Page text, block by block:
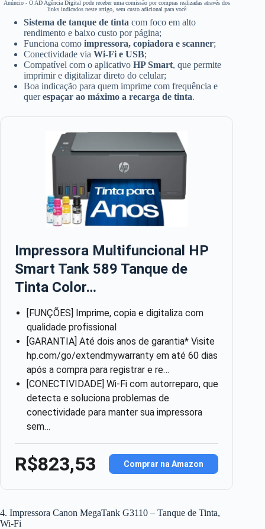
Anúncio - O AD Agência Digital pode receber uma comissão por compras realizadas através dos
links indicados neste artigo, sem custo adicional para você
Sistema de tanque de tinta com foco em alto
rendimento e baixo custo por página;
Funciona como impressora, copiadora e scanner;
Conectividade via Wi-Fi e USB;
Compatível com o aplicativo HP Smart, que permite
imprimir e digitalizar direto do celular;
Boa indicação para quem imprime com frequência e
querespaçar ao máximo a recarga de tinta.
Impressora Multifuncional HP
Smart Tank 589 Tanque de
Tinta Color…
[FUNÇÕES] Imprime, copia e digitaliza com
qualidade profissional
[GARANTIA] Até dois anos de garantia* Visite
hp.com/go/extendmywarranty em até 60 dias
após a compra para registrar e re…
[CONECTIVIDADE] Wi-Fi com autorreparo, que
detecta e soluciona problemas de
conectividade para manter sua impressora
sem…
R$823,53 Comprar na Amazon
4. Impressora Canon MegaTank G3110 – Tanque de Tinta,
Wi-Fi